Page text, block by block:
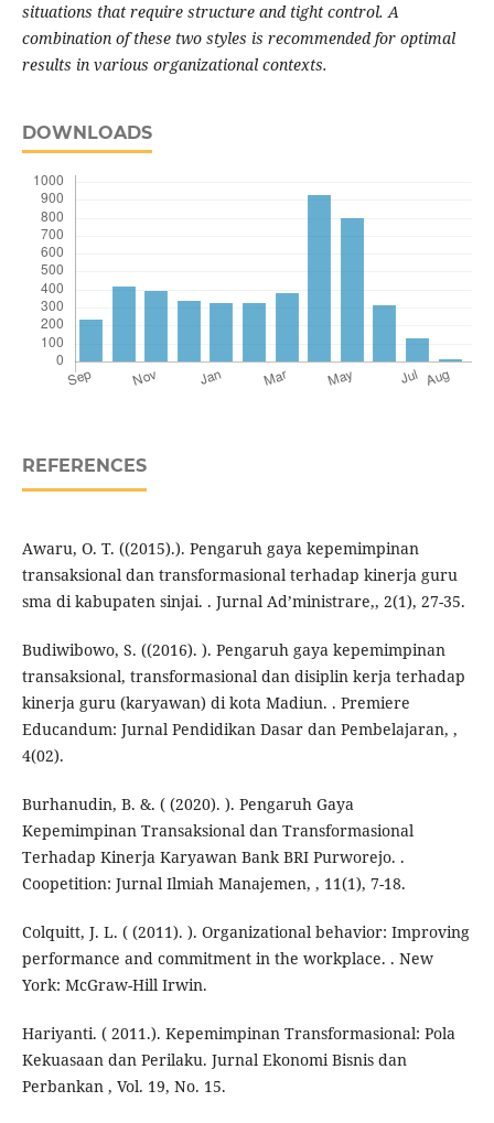
situations that require structure and tight control. A
combination of these two styles is recommended for optimal
results in various organizational contexts.
DOWNLOADS
REFERENCES
Awaru, O. T. ((2015).). Pengaruh gaya kepemimpinan
transaksional dan transformasional terhadap kinerja guru
sma di kabupaten sinjai. . Jurnal Ad’ministrare,, 2(1), 27-35.
Budiwibowo, S. ((2016). ). Pengaruh gaya kepemimpinan
transaksional, transformasional dan disiplin kerja terhadap
kinerja guru (karyawan) di kota Madiun. . Premiere
Educandum: Jurnal Pendidikan Dasar dan Pembelajaran, ,
4(02).
Burhanudin, B. &. ( (2020). ). Pengaruh Gaya
Kepemimpinan Transaksional dan Transformasional
Terhadap Kinerja Karyawan Bank BRI Purworejo. .
Coopetition: Jurnal Ilmiah Manajemen, , 11(1), 7-18.
Colquitt, J. L. ( (2011). ). Organizational behavior: Improving
performance and commitment in the workplace. . New
York: McGraw-Hill Irwin.
Hariyanti. ( 2011.). Kepemimpinan Transformasional: Pola
Kekuasaan dan Perilaku. Jurnal Ekonomi Bisnis dan
Perbankan , Vol. 19, No. 15.